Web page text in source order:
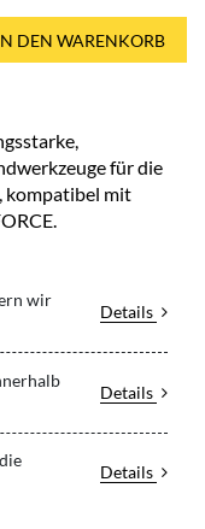
DEN WARENKORB
für die
kompatibel mit
wir
Details
Details
Details